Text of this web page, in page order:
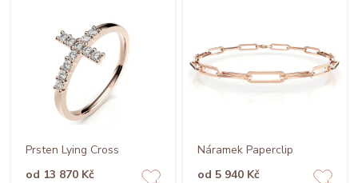
Prsten Lying Cross
od 13 870 Kč
Náramek Paperclip
od 5 940 Kč